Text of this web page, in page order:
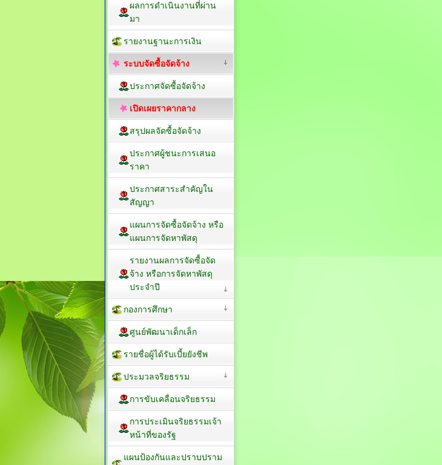
ผลการดำเนินงานที่ผ่าน
มา
รายงานฐานะการเงิน
ระบบจัดซื้อจัดจ้าง
ประกาศจัดซื้อจัดจ้าง
เปิดเผยราคากลาง
สรุปผลจัดซื้อจัดจ้าง
ประกาศผู้ชนะการเสนอ
ราคา
ประกาศสาระสำคัญใน
สัญญา
แผนการจัดซื้อจัดจ้าง หรือ
แผนการจัดหาพัสดุ
รายงานผลการจัดซื้อจัด
จ้าง หรือการจัดหาพัสดุ
ประจำปี
กองการศึกษา
ศูนย์พัฒนาเด็กเล็ก
รายชื่อผู้ได้รับเบี้ยยังชีพ
ประมวลจริยธรรม
การขับเคลื่อนจริยธรรม
การประเมินจริยธรรมเจ้า
หน้าที่ของรัฐ
แผนป้องกันและปราบปราม